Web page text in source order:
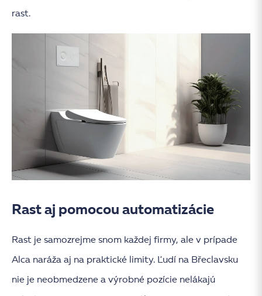
rast.
Rast aj pomocou automatizácie
Rast je samozrejme snom každej firmy, ale v prípade
Alca naráža aj na praktické limity. Ľudí na Břeclavsku
nie je neobmedzene a výrobné pozície nelákajú